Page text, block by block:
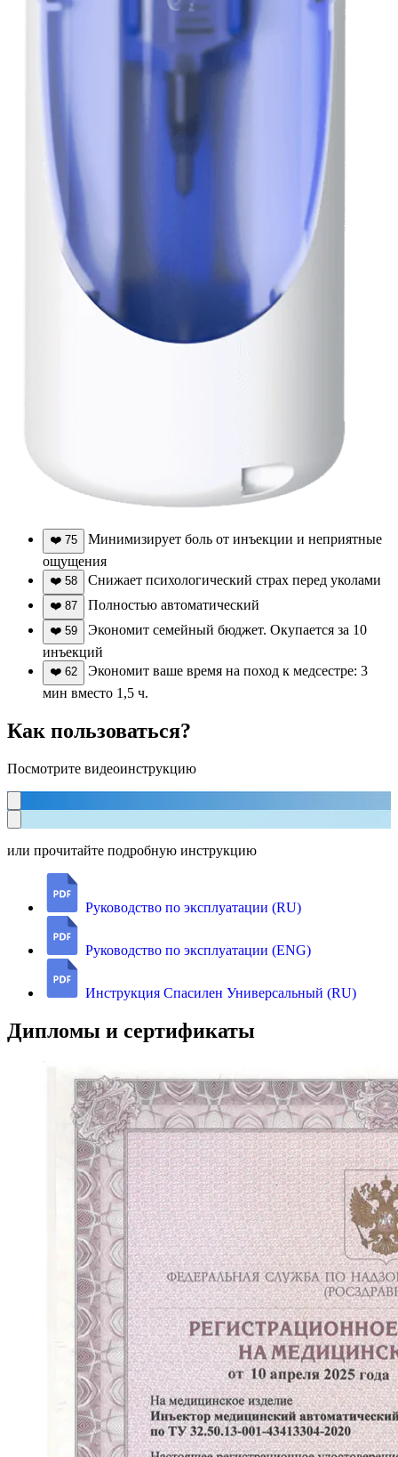
❤️ 75
Минимизирует боль от инъекции и неприятные
ощущения
❤️ 58 Снижает психологический страх перед уколами
❤️ 87 Полностью автоматический
❤️ 59
Экономит семейный бюджет. Окупается за 10
инъекций
❤️ 62
Экономит ваше время на поход к медсестре: 3
мин вместо 1,5 ч.
Как пользоваться?
Посмотрите видеоинструкцию
или прочитайте подробную инструкцию
Руководство по эксплуатации (RU)
Руководство по эксплуатации (ENG)
Инструкция Спасилен Универсальный (RU)
Дипломы и сертификаты